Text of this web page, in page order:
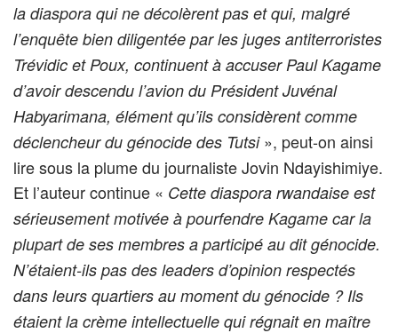
la diaspora qui ne décolèrent pas et qui, malgré
l’enquête bien diligentée par les juges antiterroristes
Trévidic et Poux, continuent à accuser Paul Kagame
d’avoir descendu l’avion du Président Juvénal
Habyarimana, élément qu’ils considèrent comme
déclencheur du génocide des Tutsi», peut-on ainsi
lire sous la plume du journaliste Jovin Ndayishimiye.
Et l’auteur continue « Cette diaspora rwandaise est
sérieusement motivée à pourfendre Kagame car la
plupart de ses membres a participé au dit génocide.
N’étaient-ils pas des leaders d’opinion respectés
dans leurs quartiers au moment du génocide ? Ils
étaient la crème intellectuelle qui régnait en maître